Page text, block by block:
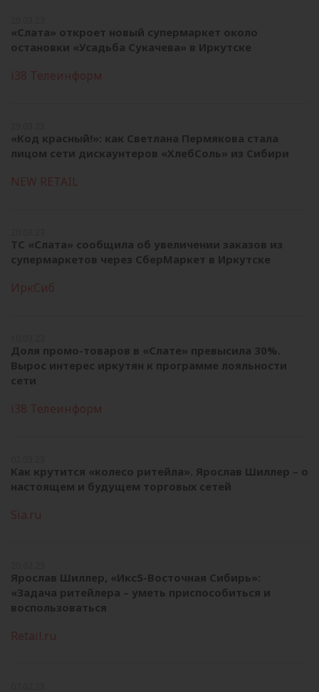
«Слата» откроет новый супермаркет около
остановки «Усадьба Сукачева» в Иркутске
i38 Телеинформ
«Код красный!»: как Светлана Пермякова стала
лицом сети дискаунтеров «ХлебСоль» из Сибири
NEW RETAIL
ТС «Слата» сообщила об увеличении заказов из
супермаркетов через СберМаркет в Иркутске
ИркСиб
Доля промо-товаров в «Слате» превысила 30%.
Вырос интерес иркутян к программе лояльности
сети
i38 Телеинформ
Как крутится «колесо ритейла». Ярослав Шиллер – о
настоящем и будущем торговых сетей
Sia.ru
Ярослав Шиллер, «Икс5-Восточная Сибирь»:
«Задача ритейлера – уметь приспособиться и
воспользоваться
Retail.ru